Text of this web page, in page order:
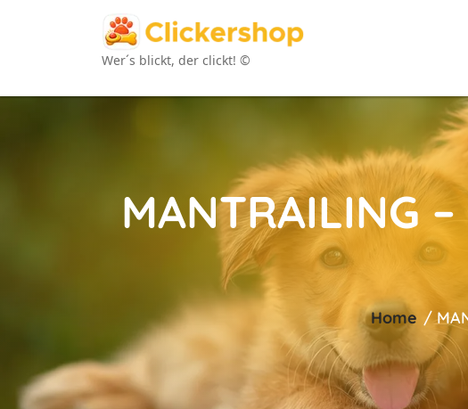
Wer´s blickt, der clickt! ©
MANTRAILING
Home /